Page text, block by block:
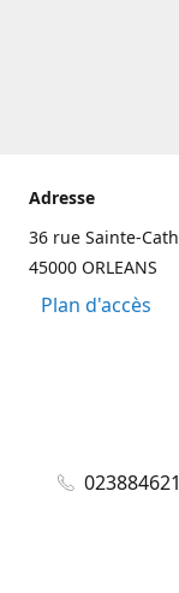
Adresse
36 rue Sainte-
45000 ORLEANS
Plan d'accès